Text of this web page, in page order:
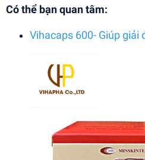
Có thể bạn quan tâm:
Vihacaps 600- Giúp giải